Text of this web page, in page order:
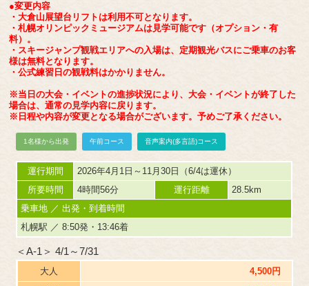
●変更内容
・大倉山展望台リフトは利用不可となります。
・札幌オリンピックミュージアムは見学可能です（オプション・有
料）。
・スキージャンプ観戦エリアへの入場は、定期観光バスにご乗車のお客
様は無料となります。
・公式練習日の観戦料はかかりません。
※当日の大会・イベントの進捗状況により、大会・イベントが終了した
場合は、通常の見学内容に戻ります。
※日程や内容が変更となる場合がございます。予めご了承ください。
1名様から出発 午前コース 音声案内(多言語)コース
運行期間
2026年4月1日～11月30日（6/4は運休）
所要時間
4時間56分 運行距離
28.5km
乗車地 ／ 出発・到着時間
札幌駅 ／ 8:50発・13:46着
＜A-1＞ 4/1～7/31
大人
4,500円